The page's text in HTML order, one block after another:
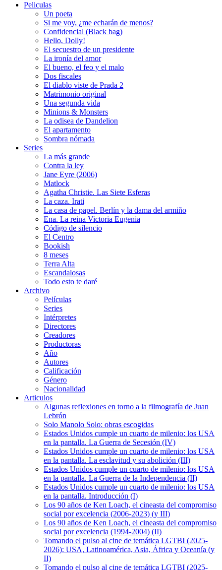
Peliculas
Un poeta
Si me voy, ¿me echarán de menos?
Confidencial (Black bag)
Hello, Dolly!
El secuestro de un presidente
La ironía del amor
El bueno, el feo y el malo
Dos fiscales
El diablo viste de Prada 2
Matrimonio original
Una segunda vida
Minions & Monsters
La odisea de Dandelion
El apartamento
Sombra nómada
Series
La más grande
Contra la ley
Jane Eyre (2006)
Matlock
Agatha Christie. Las Siete Esferas
La caza. Irati
La casa de papel. Berlín y la dama del armiño
Ena. La reina Victoria Eugenia
Código de silencio
El Centro
Bookish
8 meses
Terra Alta
Escandalosas
Todo esto te daré
Archivo
Películas
Series
Intérpretes
Directores
Creadores
Productoras
Año
Autores
Calificación
Género
Nacionalidad
Articulos
Algunas reflexiones en torno a la filmografía de Juan
Lebrón
Solo Manolo Solo: obras escogidas
Estados Unidos cumple un cuarto de milenio: los USA
en la pantalla. La Guerra de Secesión (IV)
Estados Unidos cumple un cuarto de milenio: los USA
en la pantalla. La esclavitud y su abolición (III)
Estados Unidos cumple un cuarto de milenio: los USA
en la pantalla. La Guerra de la Independencia (II)
Estados Unidos cumple un cuarto de milenio: los USA
en la pantalla. Introducción (I)
Los 90 años de Ken Loach, el cineasta del compromiso
social por excelencia (2006-2023) (y III)
Los 90 años de Ken Loach, el cineasta del compromiso
social por excelencia (1994-2004) (II)
Tomando el pulso al cine de temática LGTBI (2025-
2026): USA, Latinoamérica, Asia, África y Oceanía (y
II)
Tomando el pulso al cine de temática LGTBI (2025-